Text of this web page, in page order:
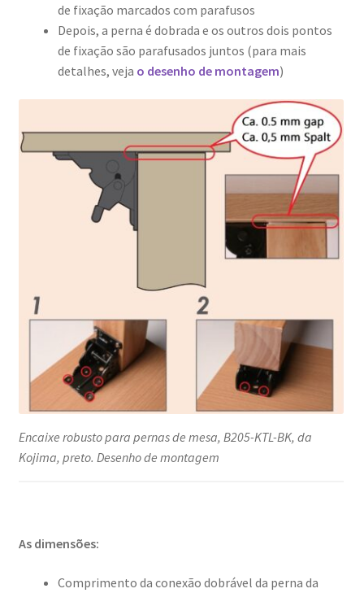
de fixação marcados com parafusos
Depois, a perna é dobrada e os outros dois pontos
de fixação são parafusados juntos (para mais
detalhes, veja o desenho de montagem)
Encaixe robusto para pernas de mesa, B205-KTL-BK, da
Kojima, preto. Desenho de montagem
As dimensões:
Comprimento da conexão dobrável da perna da